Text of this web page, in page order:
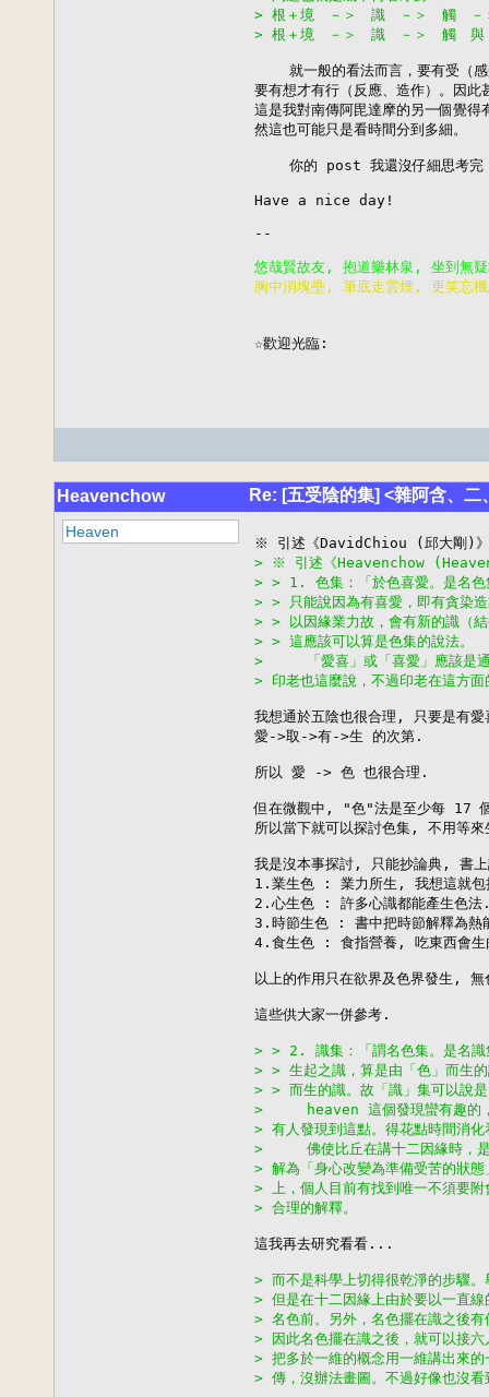
> 根＋境　－＞　識　－＞　觸　－
> 根＋境　－＞　識　－＞　觸　與
就一般的看法而言，要有受（
要有想才有行（反應、造作）。因此
這是我對南傳阿毘達摩的另一個覺得
然這也可能只是看時間分到多細。
你的 post 我還沒仔細思考完
Have a nice day!
--
胸中消塊壘, 筆底走雲煙, 更笑忘
☆歡迎光臨:
Heavenchow Re: [五受陰的集] <雜阿含、二
Heaven
> ※ 引述《Heavenchow
> > 1. 色集：「於色喜愛。是名色
> > 只能說因為有喜愛，即有貪染
> > 以因緣業力故，會有新的識（
> > 這應該可以算是色集的說法。
>     「愛喜」或「喜愛」應該是通
> 印老也這麼說，不過印老在這方面
我想通於五陰也很合理, 只要是有
愛->取->有->生 的次第.
所以 愛 -> 色 也很合理.
但在微觀中, "色"法是至少每 17
所以當下就可以探討色集, 不用等
我是沒本事探討, 只能抄論典, 書
1.業生色 : 業力所生, 我想這就
2.心生色 : 許多心識都能產生色
3.時節生色 : 書中把時節解釋為
4.食生色 : 食指營養, 吃東西會
以上的作用只在欲界及色界發生,
這些供大家一併參考.
> > 2. 識集：「謂名色集。是名識
> > 生起之識，算是由「色」而生
> > 而生的識。故「識」集可以說
>     heaven 這個發現蠻有趣的，
> 有人發現到這點。得花點時間消化
>     佛使比丘在講十二因緣時，是
> 解為「身心改變為準備受苦的狀
> 上，個人目前有找到唯一不須要
> 合理的解釋。
這我再去研究看看...
> 而不是科學上切得很乾淨的步驟
> 但是在十二因緣上由於要以一直
> 名色前。另外，名色擺在識之後
> 因此名色擺在識之後，就可以接
> 把多於一維的概念用一維講出來
> 傳，沒辦法畫圖。不過好像也沒